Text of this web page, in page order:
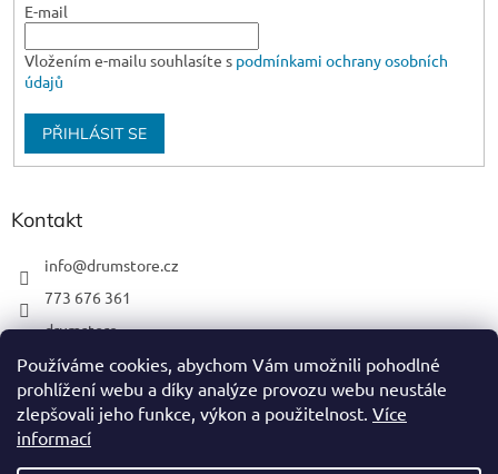
Používáme cookies, abychom Vám umožnili pohodlné
prohlížení webu a díky analýze provozu webu neustále
zlepšovali jeho funkce, výkon a použitelnost. Více
informací
E-mail
Vložením e-mailu souhlasíte s podmínkami ochrany osobních
údajů
PŘIHLÁSIT SE
Kontakt
info@drumstore.cz
773 676 361
drumstore
drumstore.cz
https://www.youtube.com/@DRUMSTOREPRAGUE